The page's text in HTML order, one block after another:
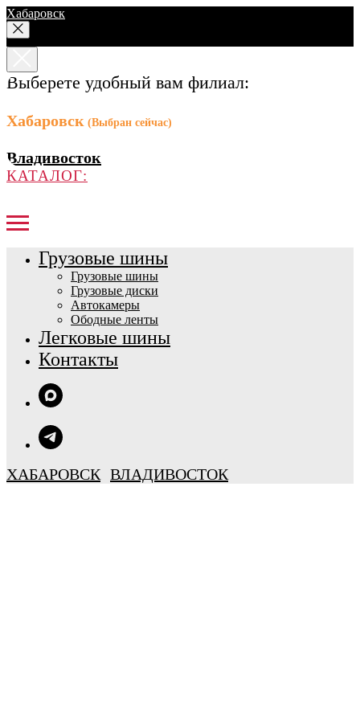
Хабаровск
Выберете удобный вам филиал:
Хабаровск (Выбран сейчас)
Владивосток
КАТАЛОГ:
Грузовые шины
Грузовые шины
Грузовые диски
Автокамеры
Ободные ленты
Легковые шины
Контакты
ХАБАРОВСК ВЛАДИВОСТОК